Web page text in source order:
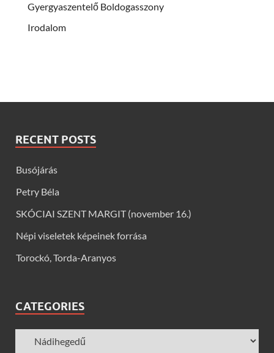
Gyergyaszentelő Boldogasszony
Irodalom
RECENT POSTS
Busójárás
Petry Béla
SKÓCIAI SZENT MARGIT (november 16.)
Népi viseletek képeinek forrása
Torockó, Torda-Aranyos
CATEGORIES